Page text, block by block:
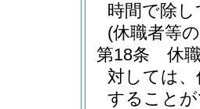
時間で除
(休職者等
第18条
休
対しては
すること